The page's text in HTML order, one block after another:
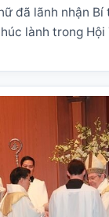
đã lãnh nhận Bí
lành trong Hội